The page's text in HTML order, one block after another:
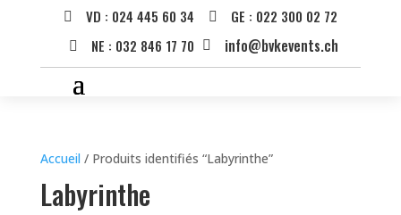
 VD : 024 445 60 34  GE : 022 300 02 72
 NE : 032 846 17 70  info@bvkevents.ch
Accueil / Produits identifiés “Labyrinthe”
Labyrinthe